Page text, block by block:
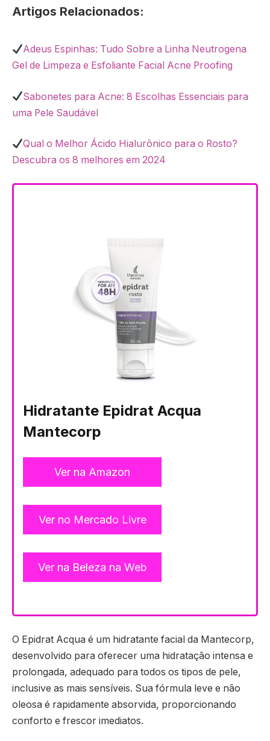
Artigos Relacionados:
Adeus Espinhas: Tudo Sobre a Linha Neutrogena
Gel de Limpeza e Esfoliante Facial Acne Proofing
Sabonetes para Acne: 8 Escolhas Essenciais para
uma Pele Saudável
Qual o Melhor Ácido Hialurônico para o Rosto?
Descubra os 8 melhores em 2024
Hidratante Epidrat Acqua
Mantecorp
Ver na Amazon
Ver no Mercado Livre
Ver na Beleza na Web
O Epidrat Acqua é um hidratante facial da Mantecorp,
desenvolvido para oferecer uma hidratação intensa e
prolongada, adequado para todos os tipos de pele,
inclusive as mais sensíveis. Sua fórmula leve e não
oleosa é rapidamente absorvida, proporcionando
conforto e frescor imediatos.